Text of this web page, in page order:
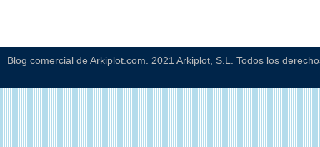
Blog comercial de Arkiplot.com. 2021 Arkiplot, S.L. Todos los